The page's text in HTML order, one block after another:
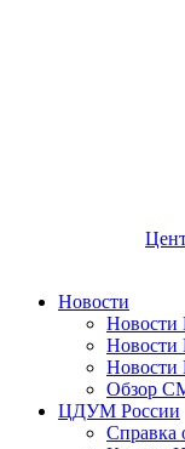
Новости
Обзор
ЦДУМ России